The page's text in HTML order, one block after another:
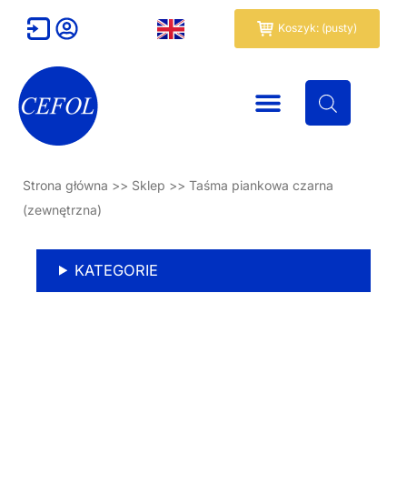
Koszyk: (pusty)
Wózek
Strona główna >> Sklep >> Taśma piankowa czarna
(zewnętrzna)
KATEGORIE